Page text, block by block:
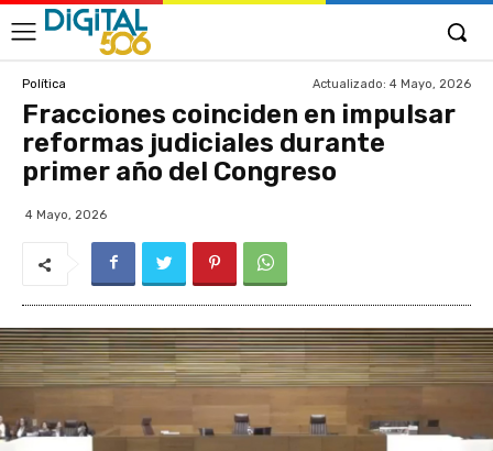
Política Actualizado: 4 Mayo, 2026
Fracciones coinciden en impulsar
reformas judiciales durante
primer año del Congreso
4 Mayo, 2026